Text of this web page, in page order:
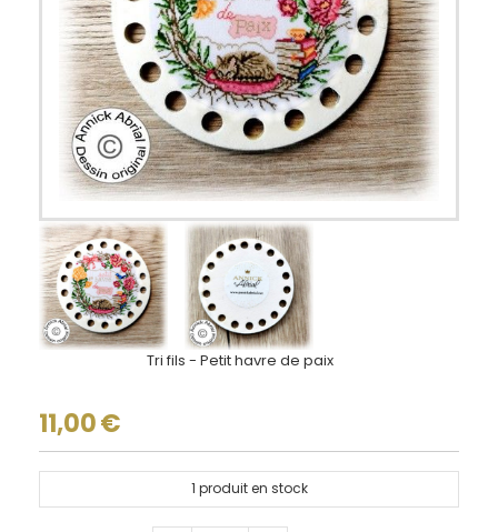
Tri fils - Petit havre de paix
11,00€
1 produit en stock